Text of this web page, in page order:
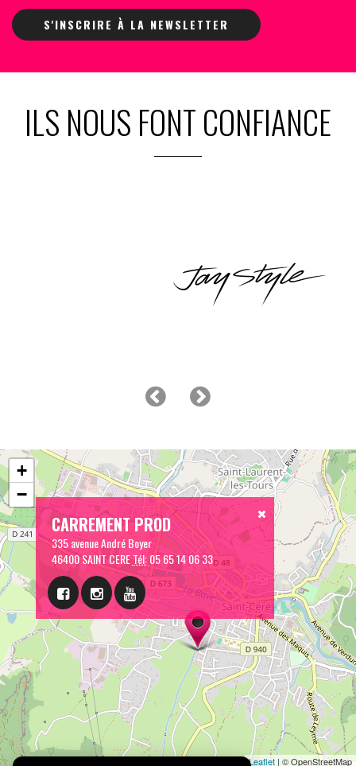
S'INSCRIRE À LA NEWSLETTER
ILS NOUS FONT CONFIANCE
CARREMENT PROD
335 avenue André Boyer
46400 SAINT CERETél:05 65 14 06 33
+
−
Leaflet | © OpenStreetMap